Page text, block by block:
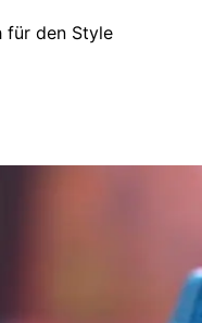
für den Style